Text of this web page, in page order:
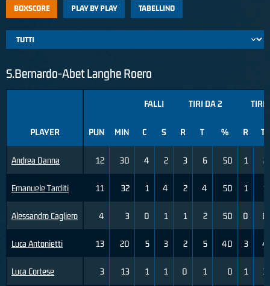
BOXSCORE PLAY BY PLAY TABELLINO
S.Bernardo-Abet Langhe Roero
PLAYER
Andrea Danna
Emanuele Tarditi
Alessandro Cagliero
Luca Antonietti
Luca Cortese
FALLI TIRI DA 2 TIRI
PUN MIN C S R T % R T
12 30 4 2 3 6 50 1 2
11 32 1 4 2 4 50 1 1
4 3 0 1 1 2 50 0 0
13 20 5 3 2 5 40 3 4
3 13 1 1 0 1 0 1 3